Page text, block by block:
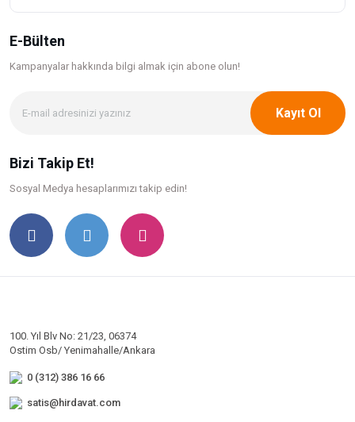
E-Bülten
Kampanyalar hakkında bilgi almak için abone olun!
Kayıt Ol
Bizi Takip Et!
Sosyal Medya hesaplarımızı takip edin!
100. Yıl Blv No: 21/23, 06374
Ostim Osb/ Yenimahalle/Ankara
0 (312) 386 16 66
satis@hirdavat.com